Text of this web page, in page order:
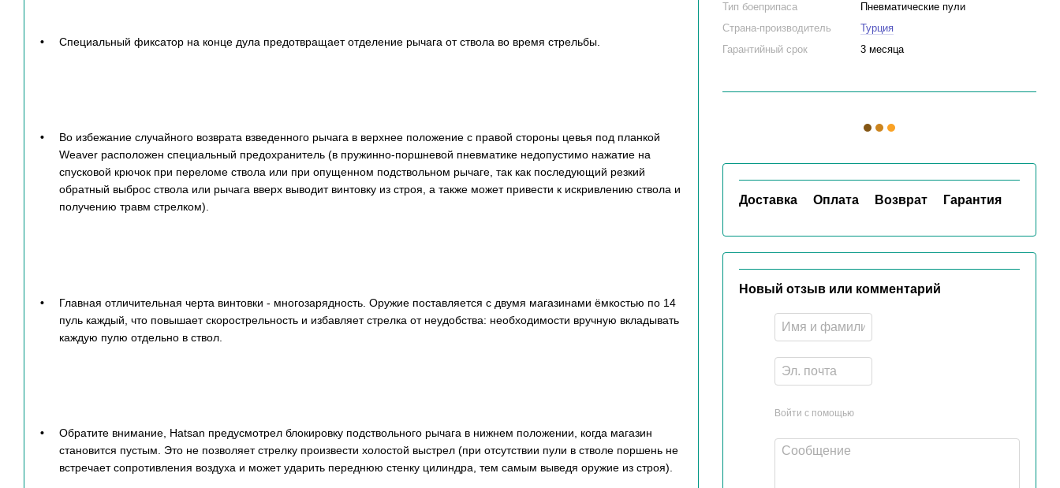
Тип боеприпаса
Пневматические пули
Страна-производитель
Турция
Гарантийный срок
3 месяца
Доставка Оплата Возврат Гарантия
Новый отзыв или комментарий
Войти с помощью
Специальный фиксатор на конце дула предотвращает отделение рычага от ствола во время стрельбы.
Во избежание случайного возврата взведенного рычага в верхнее положение с правой стороны цевья под планкой
Weaver расположен специальный предохранитель (в пружинно-поршневой пневматике недопустимо нажатие на
спусковой крючок при переломе ствола или при опущенном подствольном рычаге, так как последующий резкий
обратный выброс ствола или рычага вверх выводит винтовку из строя, а также может привести к искривлению ствола и
получению травм стрелком).
Главная отличительная черта винтовки - многозарядность. Оружие поставляется с двумя магазинами ёмкостью по 14
пуль каждый, что повышает скорострельность и избавляет стрелка от неудобства: необходимости вручную вкладывать
каждую пулю отдельно в ствол.
Обратите внимание, Hatsan предусмотрел блокировку подствольного рычага в нижнем положении, когда магазин
становится пустым. Это не позволяет стрелку произвести холостой выстрел (при отсутствии пули в стволе поршень не
встречает сопротивления воздуха и может ударить переднюю стенку цилиндра, тем самым выведя оружие из строя).